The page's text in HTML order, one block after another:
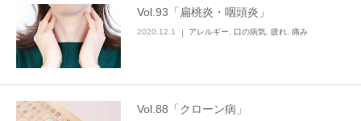
Vol.93「扁桃炎・咽頭炎」
2020.12.1 アレルギー, 口の病気, 疲れ, 痛み
Vol.88「クローン病」